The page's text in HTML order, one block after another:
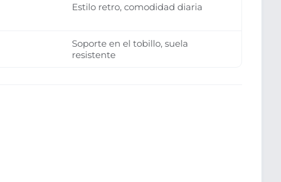
Estilo retro, comodidad diaria
Soporte en el tobillo, suela
resistente